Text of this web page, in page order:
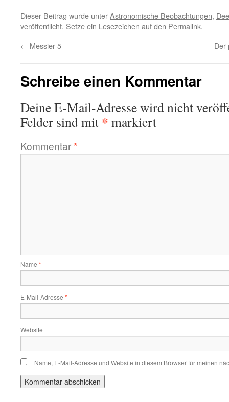
Dieser Beitrag wurde unterAstronomische Beobachtungen,
veröffentlicht. Setze ein Lesezeichen auf den Permalink.
← Messier 5 Der
Schreibe einen Kommentar
Deine E-Mail-Adresse wird nicht
Felder sind mit * markiert
Kommentar*
Name *
E-Mail-Adresse *
Website
Name, E-Mail-Adresse und Website in diesem Browser für meinen